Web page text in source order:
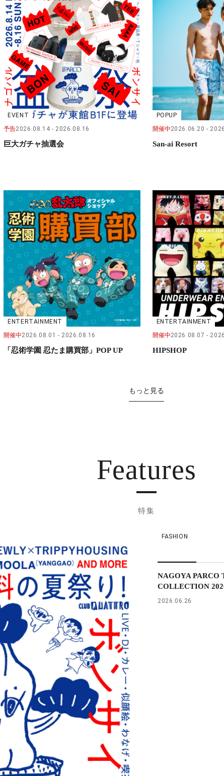
EVENT
予告2026.08.14 2026.08.16
巨大ガチャ抽選会
POPUP
開催中2026.06.20
San-ai Resort
ENTERTAINMENT
開催中2026.08.01 2026.08.16
「忍術学園 忍たま購買部」POP UP
ENTERTAINMENT
開催中2026.08.07
HIPSHOP
もっと見る
Features
特集
FASHION
NAGOYA PARCO
COLLECTION
2026.06.26